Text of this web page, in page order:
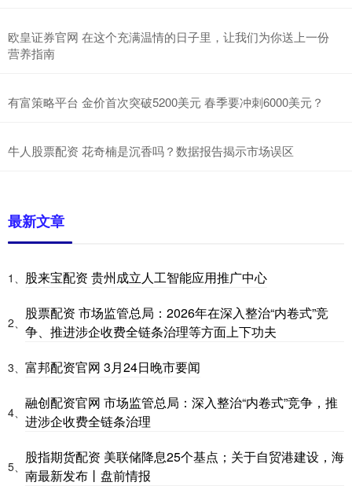
欧皇证券官网 在这个充满温情的日子里，让我们为你送上一份
营养指南
有富策略平台 金价首次突破5200美元 春季要冲刺6000美元？
牛人股票配资 花奇楠是沉香吗？数据报告揭示市场误区
最新文章
1、 股来宝配资 贵州成立人工智能应用推广中心
2、
股票配资 市场监管总局：2026年在深入整治“内卷式”竞
争、推进涉企收费全链条治理等方面上下功夫
3、 富邦配资官网 3月24日晚市要闻
4、
融创配资官网 市场监管总局：深入整治“内卷式”竞争，推
进涉企收费全链条治理
5、
股指期货配资 美联储降息25个基点；关于自贸港建设，海
南最新发布丨盘前情报